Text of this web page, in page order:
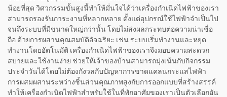
น้อยที่สุด วิศวกรรมขั้นสูงนี้ทำให้มั่นใจได้ว่าเครื่องกำเนิดไฟฟ้าของเรา
สามารถรองรับภาระงานที่หลากหลาย ตั้งแต่อุปกรณ์ใช้ไฟฟ้าจำเป็นไป
จนถึงระบบที่มีขนาดใหญ่กว่านั้น โดยไม่ส่งผลกระทบต่อความน่าเชื่อ
ถือ ด้วยการผสานคุณสมบัติอัจฉริยะ เช่น ระบบเริ่มทำงานและหยุด
ทำงานโดยอัตโนมัติ เครื่องกำเนิดไฟฟ้าของเราจึงมอบความสะดวก
สบายและใช้งานง่าย ช่วยให้เจ้าของบ้านสามารถมุ่งเน้นกับกิจกรรม
ประจำวันได้โดยไม่ต้องกังวลกับปัญหาการขาดแคลนกระแสไฟฟ้า
การผสมผสานระหว่างชิ้นส่วนคุณภาพสูงกับการออกแบบที่สร้างสรรค์
ทำให้เครื่องกำเนิดไฟฟ้าสำหรับใช้ในที่พักอาศัยของเราเป็นตัวเลือกอัน